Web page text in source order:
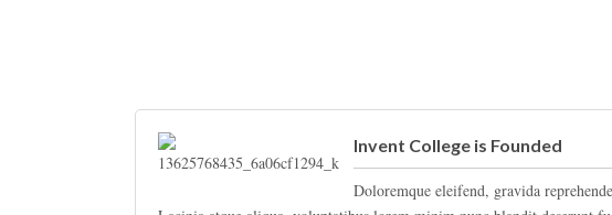
Invent College is Founded
Doloremque eleifend, gravida